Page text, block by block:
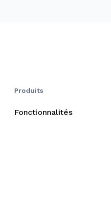
Produits
Fonctionnalités